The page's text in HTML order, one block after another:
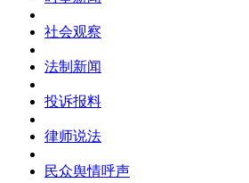
社会观察
法制新闻
投诉报料
律师说法
民众舆情呼声